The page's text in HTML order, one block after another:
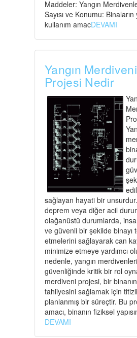
Maddeler: Yangın
Sayısı ve Konumu:
kullanım amacDEVAMI
Yangın Merdiveni
Projesi Nedir
sağlayan hayati bir
deprem veya diğer acil
olağanüstü durumlarda,
ve güvenli bir şekilde binayı
etmelerini sağlayarak can
minimize etmeye yardımcı
nedenle, yangın
güvenliğinde kritik bir rol
merdiveni projesi, bir
tahliyesini sağlamak için
planlanmış bir süreçtir. Bu
amacı, binanın fiziksel
DEVAMI